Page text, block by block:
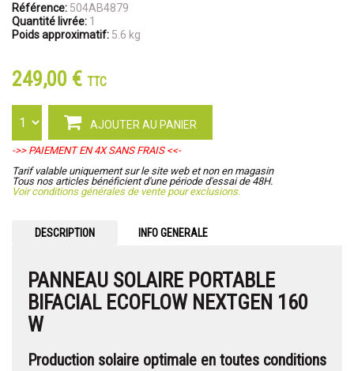
Référence: 504AB4879
Quantité livrée: 1
Poids approximatif: 5.6 kg
249,00 € TTC
AJOUTER AU PANIER
->> PAIEMENT EN 4X SANS FRAIS <<-
Tarif valable uniquement sur le site web et non en magasin
Tous nos articles bénéficient d'une période d'essai de 48H.
Voir conditions générales de vente pour exclusions.
DESCRIPTION INFO GENERALE
PANNEAU SOLAIRE PORTABLE
BIFACIAL ECOFLOW NEXTGEN 160
W
Production solaire optimale en toutes conditions